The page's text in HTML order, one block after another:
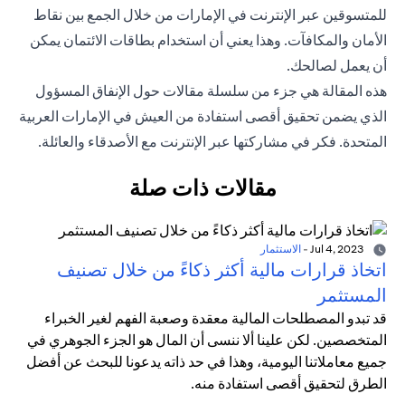
للمتسوقين عبر الإنترنت في الإمارات من خلال الجمع بين نقاط
الأمان والمكافآت. وهذا يعني أن استخدام بطاقات الائتمان يمكن
أن يعمل لصالحك.
هذه المقالة هي جزء من سلسلة مقالات حول الإنفاق المسؤول
الذي يضمن تحقيق أقصى استفادة من العيش في الإمارات العربية
المتحدة. فكر في مشاركتها عبر الإنترنت مع الأصدقاء والعائلة.
مقالات ذات صلة
- الاستثمار
اتخاذ قرارات مالية أكثر ذكاءً من خلال تصنيف
المستثمر
قد تبدو المصطلحات المالية معقدة وصعبة الفهم لغير الخبراء
المتخصصين. لكن علينا ألا ننسى أن المال هو الجزء الجوهري في
جميع معاملاتنا اليومية، وهذا في حد ذاته يدعونا للبحث عن أفضل
الطرق لتحقيق أقصى استفادة منه.